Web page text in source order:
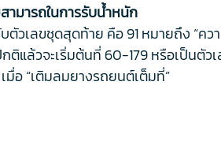
ามารถในการรับน้ำหนัก
ตัวเลขชุดสุดท้าย คือ 91 หมายถึง “ค
ติแล้วจะเริ่มต้นที่ 60-179 หรือเป็นตั
มื่อ “เติมลมยางรถยนต์เต็มที่”